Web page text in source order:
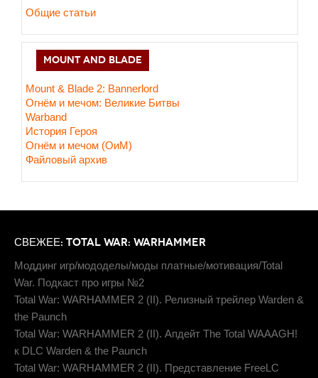
Общие статьи
MOUNT AND BLADE
Mount & Blade 2: Bannerlord
Огнём и мечом: Великие Битвы
Warband
История Героя
Огнём и мечом (ОиМ)
Файловый архив
СВЕЖЕЕ: TOTAL WAR: WARHAMMER
Моддинг игр/мододелы/моды платные/мотивация/Total
War. Подкаст про игры №2
Total War: WARHAMMER 2 (II). Релизный трейлер Warden &
the Paunch
Total War: WARHAMMER 2 (II). Апдейт The Total WAAAGH!
к DLC Warden & the Paunch
Total War: WARHAMMER 2 (II). Представление FreeLC